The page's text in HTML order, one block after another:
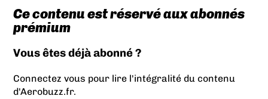
Ce contenu est réservé aux abonnés
prémium
Vous êtes déjà abonné ?
Connectez vous pour lire l'intégralité du contenu
d'Aerobuzz.fr.